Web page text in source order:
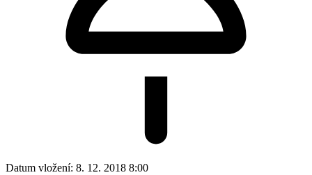
Datum vložení: 8. 12. 2018 8:00